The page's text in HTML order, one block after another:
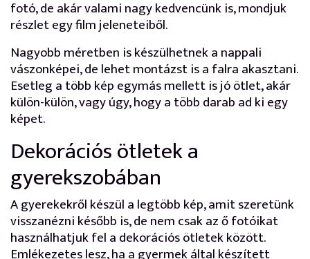
fotó, de akár valami nagy kedvencünk is, mondjuk
részlet egy film jeleneteiből.
Nagyobb méretben is készülhetnek a nappali
vászonképei, de lehet montázst is a falra akasztani.
Esetleg a több kép egymás mellett is jó ötlet, akár
külön-külön, vagy úgy, hogy a több darab ad ki egy
képet.
Dekorációs ötletek a
gyerekszobában
A gyerekekről készül a legtöbb kép, amit szeretünk
visszanézni később is, de nem csak az ő fotóikat
használhatjuk fel a dekorációs ötletek között.
Emlékezetes lesz, ha a gyermek által készített